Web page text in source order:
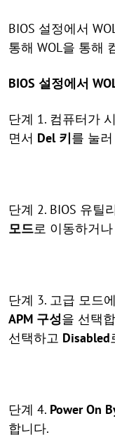
BIOS 설정에서
통해 WOL을 통해
BIOS 설정에서
단계 1. 컴퓨터가
면서 Del 키를 눌
단계 2. BIOS 유틸
모드로 이동하거
단계 3. 고급 모드
APM 구성을 선택
선택하고 Disabled
단계 4. Power On
합니다.